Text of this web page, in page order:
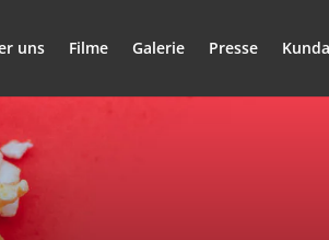
uns Filme Galerie Presse